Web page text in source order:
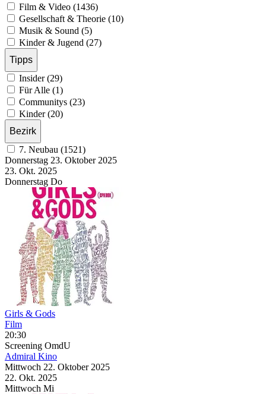
Film & Video (1436)
Gesellschaft & Theorie (10)
Musik & Sound (5)
Kinder & Jugend (27)
Tipps
Insider (29)
Für Alle (1)
Communitys (23)
Kinder (20)
Bezirk
7. Neubau (1521)
Donnerstag 23. Oktober 2025
23. Okt. 2025
Donnerstag Do
Girls & Gods
Film
20:30
Screening OmdU
Admiral Kino
Mittwoch 22. Oktober 2025
22. Okt. 2025
Mittwoch Mi